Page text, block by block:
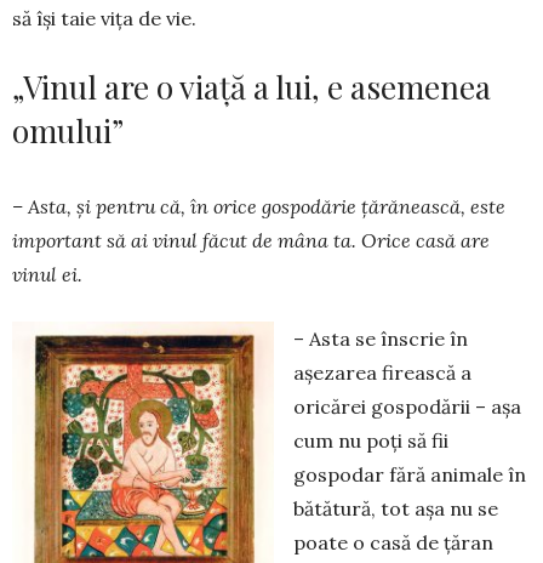
să își taie vița de vie.
„Vinul are o viață a lui, e asemenea
omului”
– Asta, și pentru că, în orice gospodărie țără­nească, este
important să ai vinul făcut de mâna ta. Orice casă are
vinul ei.
– Asta se înscrie în
așezarea firească a
oricărei gospodării – așa
cum nu poți să fii
gospodar fără animale în
bătătură, tot așa nu se
poate o casă de țăran